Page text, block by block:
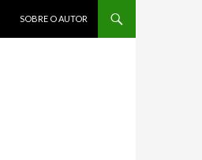
SOBRE O AUTOR